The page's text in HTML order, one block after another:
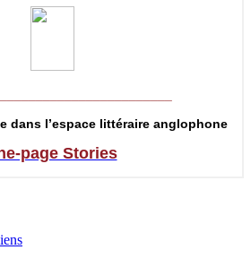
dans l’espace littéraire anglophone
page Stories